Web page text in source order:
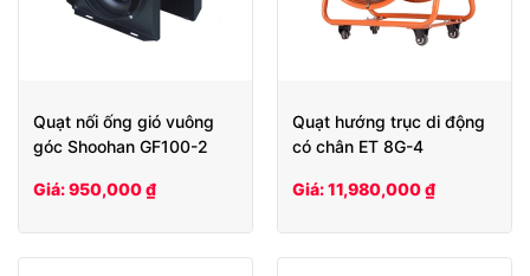
Quạt nối ống gió vuông
góc Shoohan GF100-2
Giá: 950,000 ₫
Quạt hướng trục di động
có chân ET 8G-4
Giá: 11,980,000 ₫